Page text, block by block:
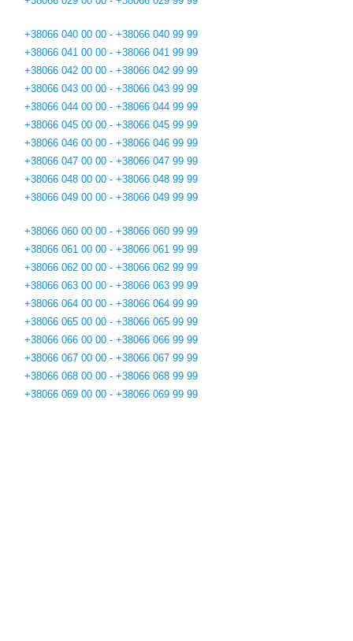
+38066 040 00 00 - +38066 040 99 99
+38066 041 00 00 - +38066 041 99 99
+38066 042 00 00 - +38066 042 99 99
+38066 043 00 00 - +38066 043 99 99
+38066 044 00 00 - +38066 044 99 99
+38066 045 00 00 - +38066 045 99 99
+38066 046 00 00 - +38066 046 99 99
+38066 047 00 00 - +38066 047 99 99
+38066 048 00 00 - +38066 048 99 99
+38066 049 00 00 - +38066 049 99 99
+38066 060 00 00 - +38066 060 99 99
+38066 061 00 00 - +38066 061 99 99
+38066 062 00 00 - +38066 062 99 99
+38066 063 00 00 - +38066 063 99 99
+38066 064 00 00 - +38066 064 99 99
+38066 065 00 00 - +38066 065 99 99
+38066 066 00 00 - +38066 066 99 99
+38066 067 00 00 - +38066 067 99 99
+38066 068 00 00 - +38066 068 99 99
+38066 069 00 00 - +38066 069 99 99